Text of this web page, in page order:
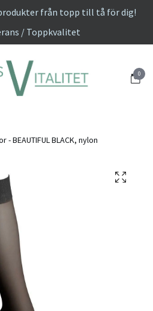
från topp till tå för dig!
/ Toppkvalitet
0
- BEAUTIFUL BLACK, nylon